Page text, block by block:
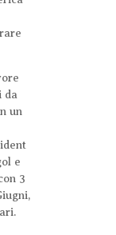
da
un
e
3